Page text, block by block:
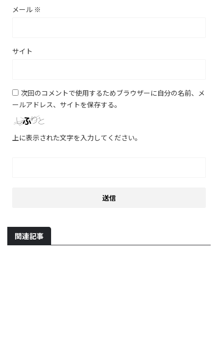
メール ※
サイト
次回のコメントで使用するためブラウザーに自分の名前、メ
ールアドレス、サイトを保存する。
上に表示された文字を入力してください。
関連記事